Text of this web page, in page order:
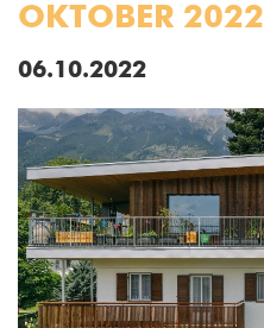
OKTOBER 2022
06.10.2022